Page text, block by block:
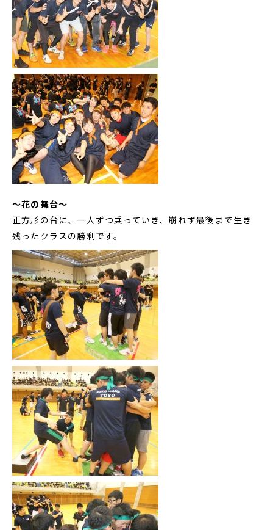
～花の舞台～
正方形の台に、一人ずつ乗っていき、崩れず最後まで生き
残ったクラスの勝利です。